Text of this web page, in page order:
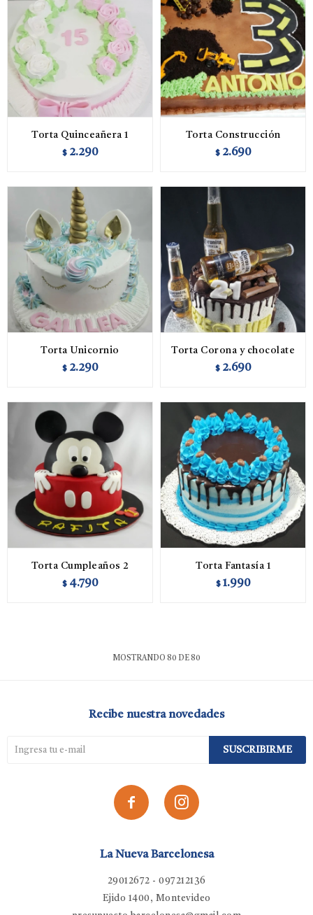
Torta Quinceañera 1
$ 2.290
Torta Construcción
$ 2.690
Torta Unicornio
$ 2.290
Torta Corona y chocolate
$ 2.690
Torta Cumpleaños 2
$ 4.790
Torta Fantasía 1
$ 1.990
MOSTRANDO 80 DE80
La Nueva Barcelonesa
29012672 - 097212136
Ejido 1400, Montevideo
Recibe nuestra novedades
SUSCRIBIRME
 